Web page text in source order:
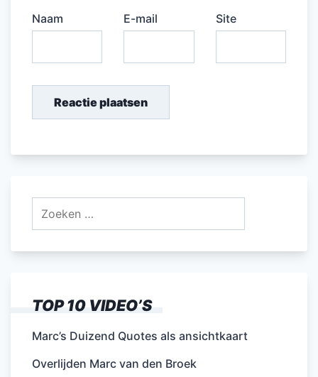
Naam E-mail Site
TOP 10 VIDEO’S
Marc’s Duizend Quotes als ansichtkaart
Overlijden Marc van den Broek